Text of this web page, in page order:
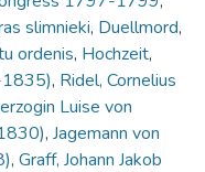
slimnieki, Duellmord,
ordenis, Hochzeit,
, Ridel, Cornelius
Luise von
, Jagemann von
, Graff, Johann Jakob